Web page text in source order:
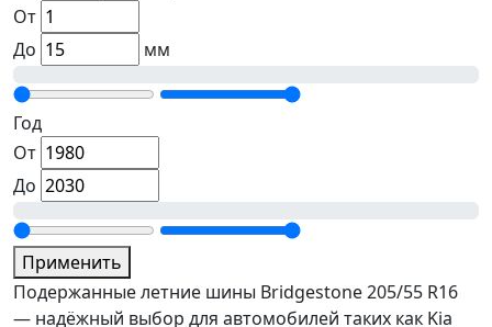
От
До
мм
Год
От
До
Применить
Подержанные летние шины Bridgestone 205/55 R16
— надёжный выбор для автомобилей таких как Kia